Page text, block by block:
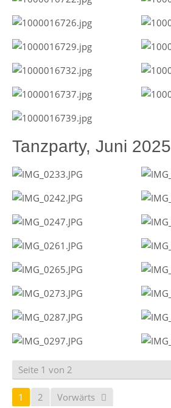
Tanzparty, Juni 2025
Seite 1 von 2
1 2 Vorwärts